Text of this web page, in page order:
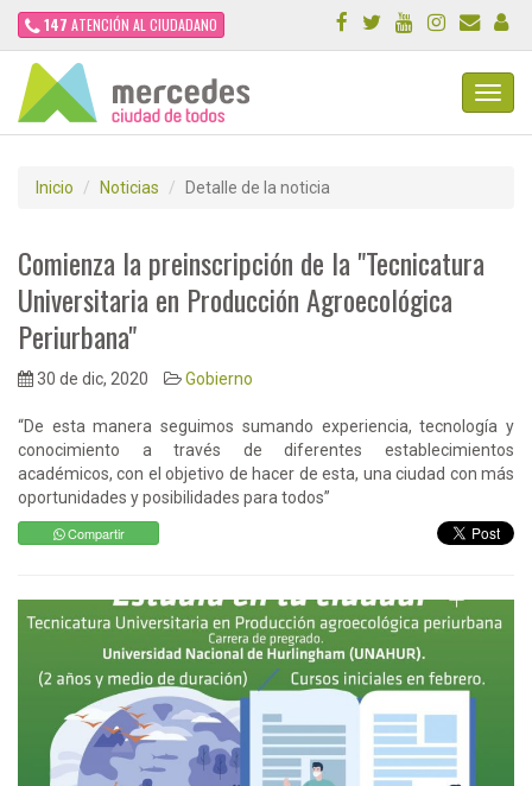
147 ATENCIÓN AL CIUDADANO
Inicio Noticias Detalle de la noticia
Comienza la preinscripción de la "Tecnicatura
Universitaria en Producción Agroecológica
Periurbana"
30 de dic, 2020 Gobierno
“De esta manera seguimos sumando experiencia, tecnología y
conocimiento a través de diferentes establecimientos
académicos, con el objetivo de hacer de esta, una ciudad con más
oportunidades y posibilidades para todos”
Compartir